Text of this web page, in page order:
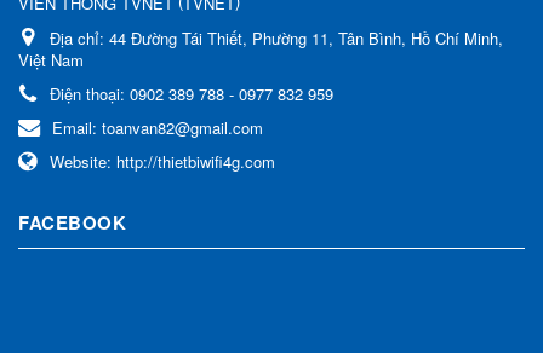
Địa chỉ: 44 Đường Tái Thiết, Phường 11, Tân Bình, Hồ Chí Minh,
Việt Nam
Điện thoại: 0902 389 788 - 0977 832 959
Email: toanvan82@gmail.com
Website: http://thietbiwifi4g.com
FACEBOOK